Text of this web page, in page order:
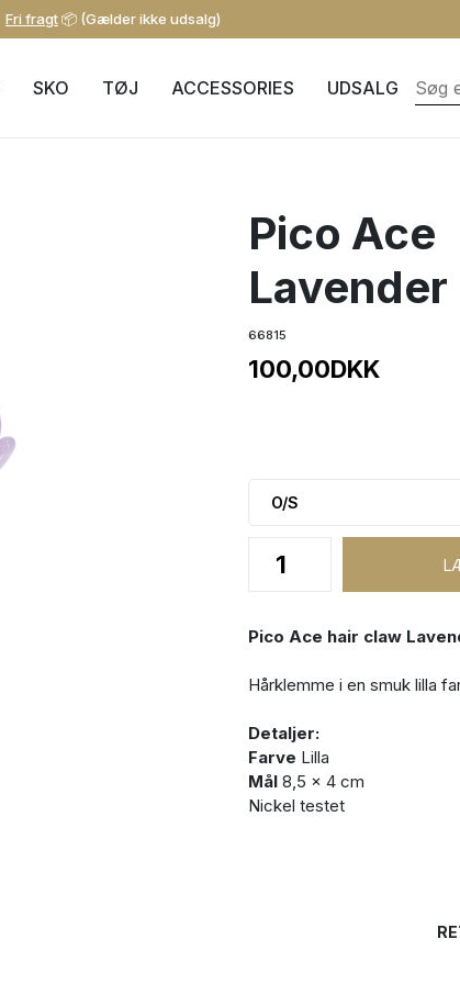
Fri fragt📦 (Gælder ikke udsalg)
SKO TØJ ACCESSORIES UDSALG
Pico Ace
Lavender
66815
100,00DKK
Pico Ace hair claw
Hårklemme i en smuk lilla
Detaljer:
Farve Lilla
Mål 8,5 x 4 cm
Nickel testet